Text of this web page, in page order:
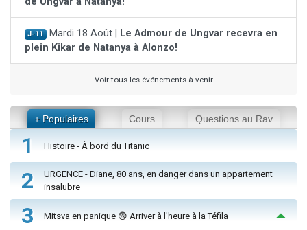
J-11 Mardi 18 Août |
Le Admour de Ungvar recevra en
plein Kikar de Natanya à Alonzo!
Voir tous les événements à venir
+ Populaires Cours Questions au Rav
1 Histoire - À bord du Titanic
2
URGENCE - Diane, 80 ans, en danger dans un appartement
insalubre
3 Mitsva en panique 😨 Arriver à l'heure à la Téfila